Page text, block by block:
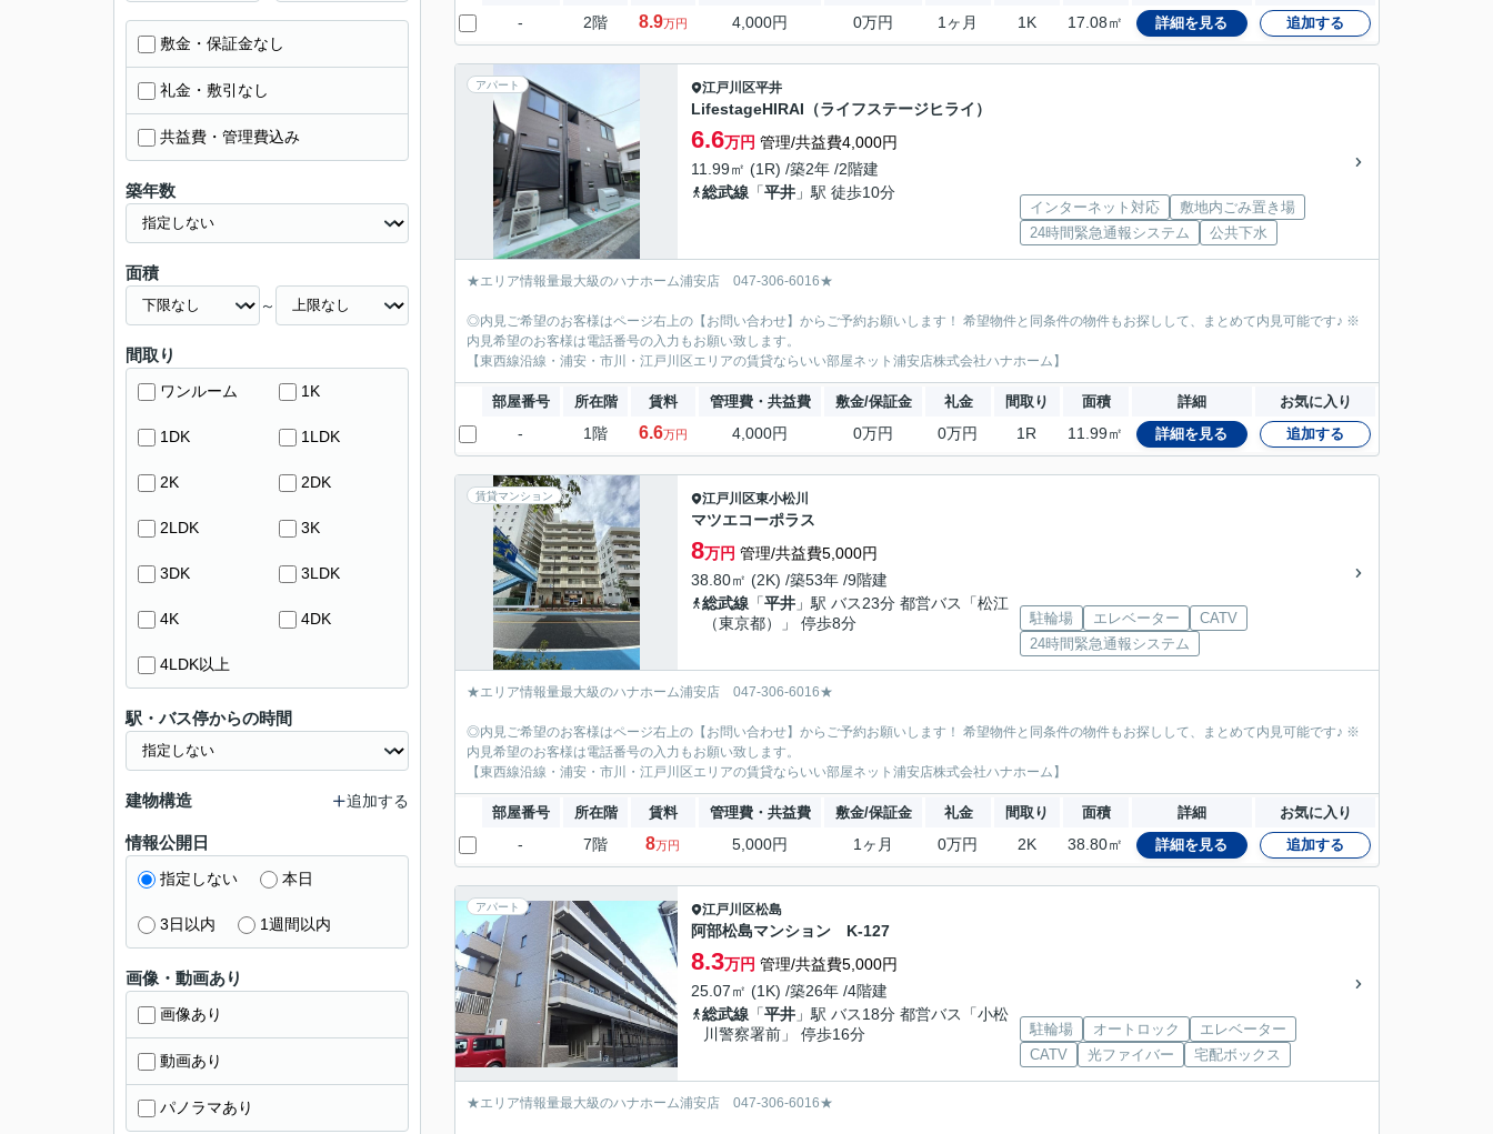
- 2階 8.9万円 4,000円 0万円 1ヶ月 1K 17.08㎡ 詳細を見る 追加する
アパート 江戸川区平井
LifestageHIRAI（ライフステージヒライ）
6.6万円 管理/共益費4,000円
11.99㎡ (1R) /築2年 /2階建
総武線 「平井 」駅 徒歩10分
インターネット対応
敷地内ごみ置き場
24時間緊急通報システム
公共下水
★エリア情報量最大級のハナホーム浦安店 047-306-6016★
◎内見ご希望のお客様はページ右上の【お問い合わせ】からご予約お願いします！ 希望物件と同条件の物件もお探しして、まとめて内見可能です♪ ※
内見希望のお客様は電話番号の入力もお願い致します。
【東西線沿線・浦安・市川・江戸川区エリアの賃貸ならいい部屋ネット浦安店株式会社ハナホーム】
部屋番号 所在階 賃料 管理費・共益費 敷金/保証金 礼金 間取り 面積 詳細 お気に入り
- 1階 6.6万円 4,000円 0万円 0万円 1R 11.99㎡ 詳細を見る 追加する
賃貸マンション 江戸川区東小松川
マツエコーポラス
8万円 管理/共益費5,000円
38.80㎡ (2K) /築53年 /9階建
総武線 「平井 」駅 バス23分 都営バス「松江
（東京都）」 停歩8分
駐輪場 エレベーター
CATV
24時間緊急通報システム
★エリア情報量最大級のハナホーム浦安店 047-306-6016★
◎内見ご希望のお客様はページ右上の【お問い合わせ】からご予約お願いします！ 希望物件と同条件の物件もお探しして、まとめて内見可能です♪ ※
内見希望のお客様は電話番号の入力もお願い致します。
【東西線沿線・浦安・市川・江戸川区エリアの賃貸ならいい部屋ネット浦安店株式会社ハナホーム】
部屋番号 所在階 賃料 管理費・共益費 敷金/保証金 礼金 間取り 面積 詳細 お気に入り
- 7階 8万円 5,000円 1ヶ月 0万円 2K 38.80㎡ 詳細を見る 追加する
アパート 江戸川区松島
阿部松島マンション K-127
8.3万円 管理/共益費5,000円
25.07㎡ (1K) /築26年 /4階建
総武線 「平井 」駅 バス18分 都営バス「小松
川警察署前」 停歩16分
駐輪場 オートロック
エレベーター
CATV
光ファイバー 宅配ボックス
★エリア情報量最大級のハナホーム浦安店 047-306-6016★
敷金・保証金なし
礼金・敷引なし
共益費・管理費込み
築年数
面積
～
間取り
ワンルーム 1K
1DK 1LDK
2K 2DK
2LDK 3K
3DK 3LDK
4K 4DK
4LDK以上
駅・バス停からの時間
建物構造 追加する
情報公開日
指定しない 本日
3日以内 1週間以内
画像・動画あり
画像あり
動画あり
パノラマあり